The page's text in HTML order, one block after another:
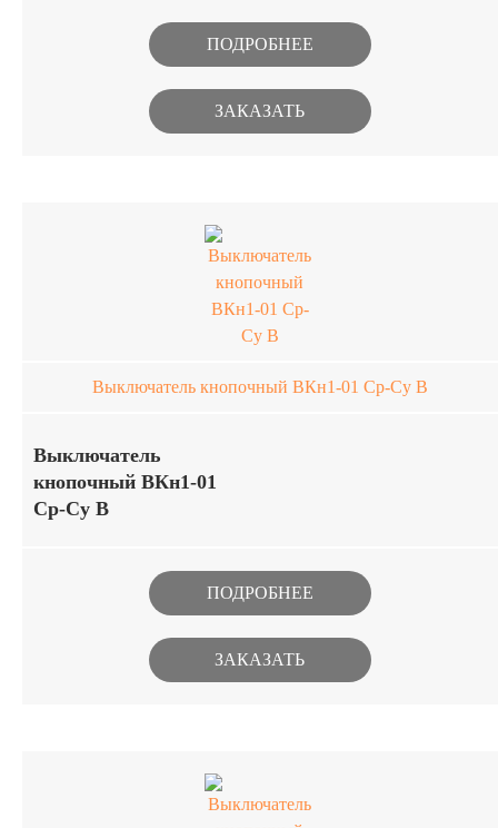
изготавливаются в климатическом
ПОДРОБНЕЕ
ЗАКАЗАТЬ
Выключатель кнопочный ВКн1-01 Ср-Су В
Выключатель
кнопочный ВКн1-01
Ср-Су В
выключатели предназначены для
работы в цепях постоянного и
специального назначения. Изделия
изготавливаются в климатическом
ПОДРОБНЕЕ
ЗАКАЗАТЬ